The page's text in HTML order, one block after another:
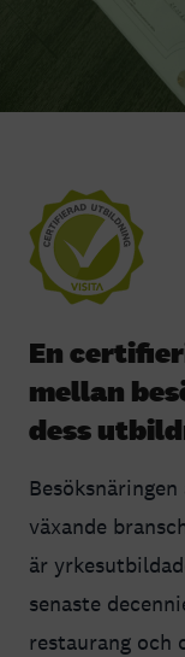
En
mellan
dess
växande
är
senaste
restaurang och